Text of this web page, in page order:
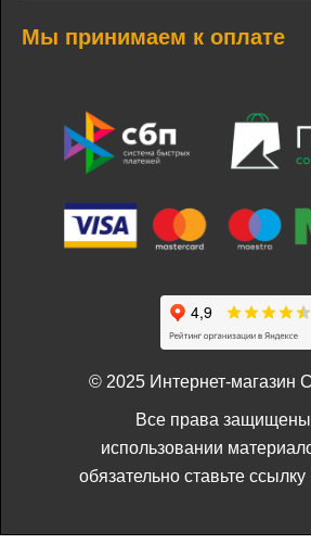
Мы принимаем к оплате
© 2025 Интернет-
Все права
использовании
обязательно ставьте ссылку